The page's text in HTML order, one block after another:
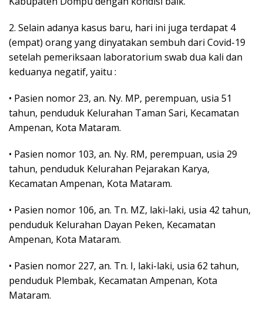
2. Selain adanya kasus baru, hari ini juga terdapat 4
(empat) orang yang dinyatakan sembuh dari Covid-19
setelah pemeriksaan laboratorium swab dua kali dan
keduanya negatif, yaitu :
• Pasien nomor 23, an. Ny. MP, perempuan, usia 51
tahun, penduduk Kelurahan Taman Sari, Kecamatan
Ampenan, Kota Mataram.
• Pasien nomor 103, an. Ny. RM, perempuan, usia 29
tahun, penduduk Kelurahan Pejarakan Karya,
Kecamatan Ampenan, Kota Mataram.
• Pasien nomor 106, an. Tn. MZ, laki-laki, usia 42 tahun,
penduduk Kelurahan Dayan Peken, Kecamatan
Ampenan, Kota Mataram.
• Pasien nomor 227, an. Tn. I, laki-laki, usia 62 tahun,
penduduk Plembak, Kecamatan Ampenan, Kota
Mataram.